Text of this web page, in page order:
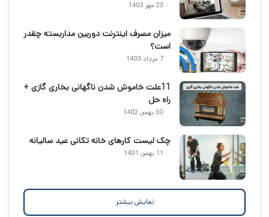
23 مهر 1403
میزان مصرف اینترنت دوربین مداربسته چقدر
است؟
7 مرداد 1403
11علت خاموش شدن ناگهانی بخاری گازی +
راه حل
30 بهمن 1402
چک لیست کارهای خانه تکانی عید سالیانه
11 بهمن 1401
نمایش بیشتر